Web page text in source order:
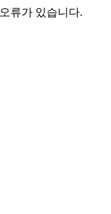
류가 있습니다.